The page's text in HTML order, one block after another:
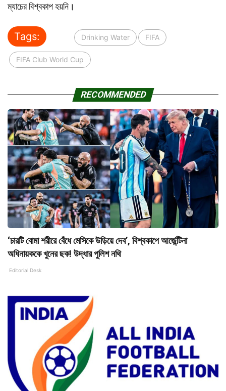
ম্যাচের বিশ্বকাপ হয়নি।
Tags: Drinking Water FIFA
FIFA Club World Cup
RECOMMENDED
‘চারটি বোমা শরীরে বেঁধে মেসিকে উড়িয়ে দেব’, বিশ্বকাপে আর্জেন্টিনা
অধিনায়ককে খুনের ছক! উদ্ধার পুলিশ নথি
Editorial Desk